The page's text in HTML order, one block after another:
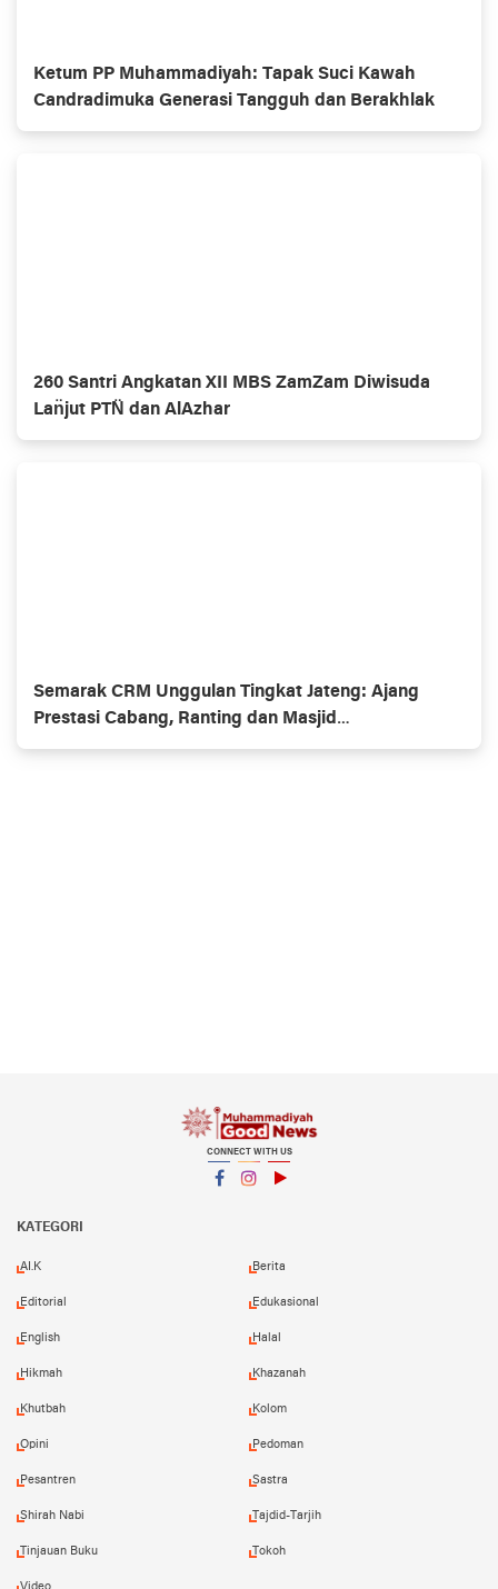
Ketum PP Muhammadiyah: Tapak Suci Kawah
Candradimuka Generasi Tangguh dan Berakhlak
260 Santri Angkatan XII MBS ZamZam Diwisuda
Lan̈jut PTN̈ dan AlAzhar
Semarak CRM Unggulan Tingkat Jateng: Ajang
Prestasi Cabang, Ranting dan Masjid
Muhammadiyaĥ
CONNECT WITH US
KATEGORI
AI.K Berita
Editorial Edukasional
English Halal
Hikmah Khazanah
Khutbah Kolom
Opini Pedoman
Pesantren Sastra
Shirah Nabi Tajdid-Tarjih
Tinjauan Buku Tokoh